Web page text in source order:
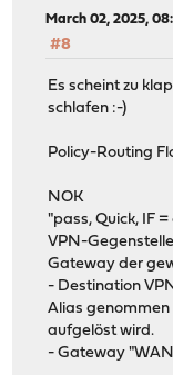
March 02, 2025,
#8
Es scheint zu
schlafen :-)
Policy-Routing
NOK
"pass, Quick, IF
VPN-
Gateway der
- Destination
Alias genommen
aufgelöst wird.
- Gateway